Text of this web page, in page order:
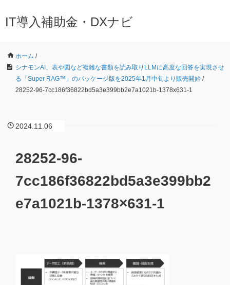
IT導入補助金・DXナビ
ホーム /
シナモンAI、表や図など複雑な書類を読み取りLLMに高度な回答を実現させ
る「Super RAG™」のパッケージ版を2025年1月中旬より販売開始 /
28252-96-7cc186f36822bd5a3e399bb2e7a1021b-1378x631-1
2024.11.06
28252-96-
7cc186f36822bd5a3e399bb2
e7a1021b-1378×631-1